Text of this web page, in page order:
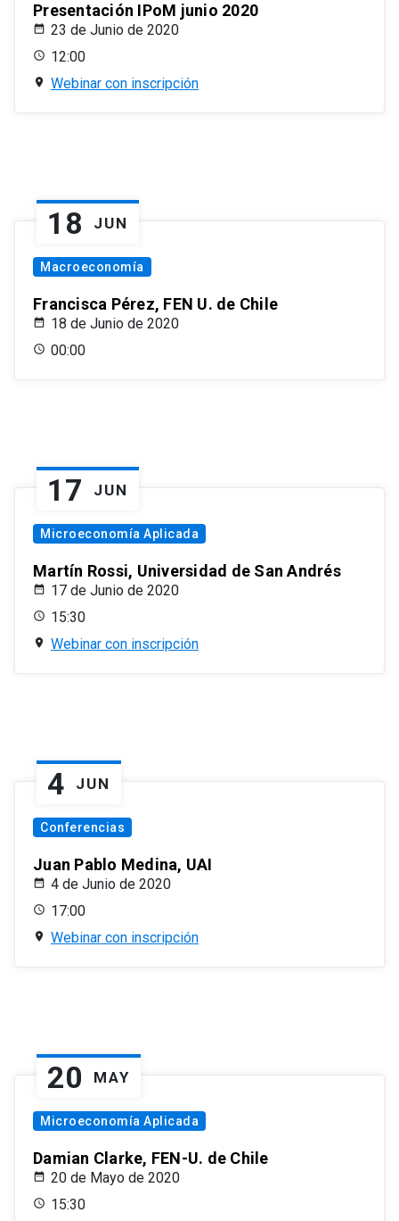
Presentación IPoM junio 2020
23 de Junio de 2020
12:00
Webinar con inscripción
18 JUN
Macroeconomía
Francisca Pérez, FEN U. de Chile
18 de Junio de 2020
00:00
17 JUN
Microeconomía Aplicada
Martín Rossi, Universidad de San Andrés
17 de Junio de 2020
15:30
Webinar con inscripción
4 JUN
Conferencias
Juan Pablo Medina, UAI
4 de Junio de 2020
17:00
Webinar con inscripción
20 MAY
Microeconomía Aplicada
Damian Clarke, FEN-U. de Chile
20 de Mayo de 2020
15:30